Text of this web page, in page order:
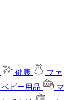
健康
ファ
ベビー用品
マ